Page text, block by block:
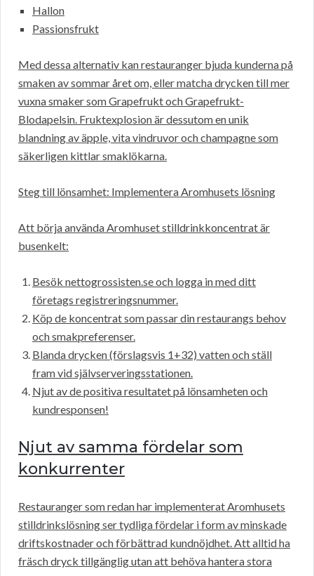
Hallon
Passionsfrukt
Med dessa alternativ kan restauranger bjuda kunderna på
smaken av sommar året om, eller matcha drycken till mer
vuxna smaker som Grapefrukt och Grapefrukt-
Blodapelsin. Fruktexplosion är dessutom en unik
blandning av äpple, vita vindruvor och champagne som
säkerligen kittlar smaklökarna.
Steg till lönsamhet: Implementera Aromhusets lösning
Att börja använda Aromhuset stilldrinkkoncentrat är
busenkelt:
Besök nettogrossisten.se och logga in med ditt
företags registreringsnummer.
Köp de koncentrat som passar din restaurangs behov
och smakpreferenser.
Blanda drycken (förslagsvis 1+32) vatten och ställ
fram vid självserveringsstationen.
Njut av de positiva resultatet på lönsamheten och
kundresponsen!
Njut av samma fördelar som
konkurrenter
Restauranger som redan har implementerat Aromhusets
stilldrinkslösning ser tydliga fördelar i form av minskade
driftskostnader och förbättrad kundnöjdhet. Att alltid ha
fräsch dryck tillgänglig utan att behöva hantera stora